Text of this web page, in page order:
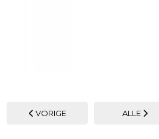
VORIGE ALLE